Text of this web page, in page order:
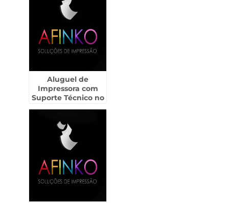
Aluguel de
Impressora com
Suporte Técnico no